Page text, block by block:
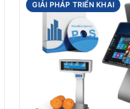
GIẢI PHÁP TRIỂN KHAI